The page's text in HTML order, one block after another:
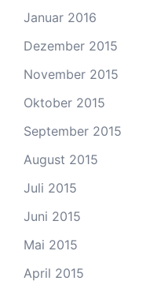
Januar 2016
Dezember 2015
November 2015
Oktober 2015
September 2015
August 2015
Juli 2015
Juni 2015
Mai 2015
April 2015